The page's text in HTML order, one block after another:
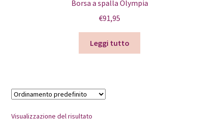
Borsa a spalla Olympia
€91,95
Leggi tutto
Visualizzazione del risultato